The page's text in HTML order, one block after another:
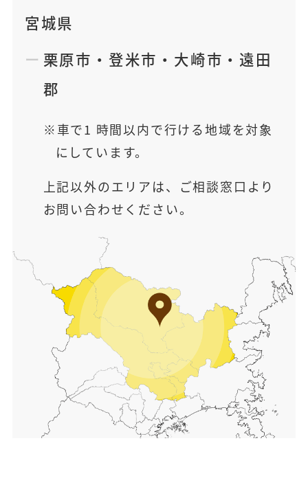
宮城県
栗原市 ・ 登米市 ・ 大崎市 ・ 遠田
郡
車で1 時間以内で行ける地域を対象
にしています。
上記以外のエリアは、ご相談窓口より
お問い合わせください。